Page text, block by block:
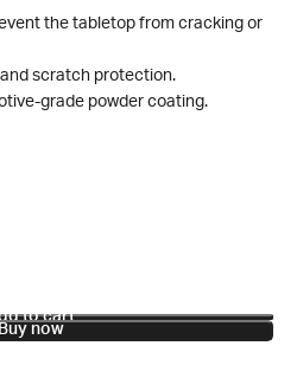
the tabletop from cracking or
scratch protection.
grade powder coating.
to cart
Buy now